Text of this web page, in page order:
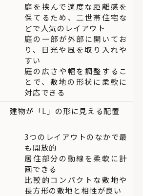
庭を挟んで適度な距離感を
保てるため、二世帯住宅な
どで人気のレイアウト
庭の一部が外部に開いてお
り、日光や風を取り入れや
すい
庭の広さや幅を調整するこ
とで、敷地の形状に柔軟に
対応できる
建物が「L」の形に見える配置
3つのレイアウトのなかで最
も開放的
居住部分の動線を柔軟に計
画できる
比較的コンパクトな敷地や
長方形の敷地と相性が良い